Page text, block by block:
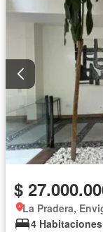
$
La Pradera,
4 Habitaciones